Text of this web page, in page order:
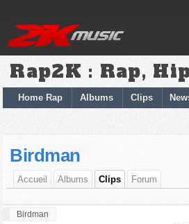
Rap2K : Rap,
Home Rap Albums Clips
Birdman
Accueil Albums Clips Forum
Birdman